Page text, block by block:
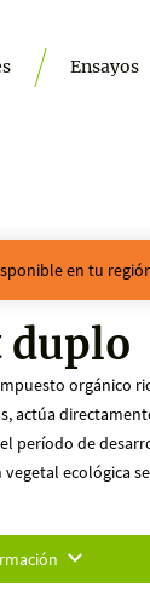
Ensayos
en tu
duplo
orgánico
actúa
período de
ecológica